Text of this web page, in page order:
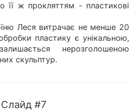
її ж прокляттям - пластикові
Леся витрачає не менше 20
пластику є унікальною,
нерозголошеною
скульптур.
Слайд #7